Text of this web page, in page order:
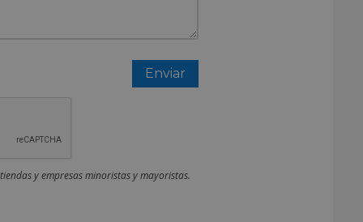
y empresas minoristas y mayoristas.